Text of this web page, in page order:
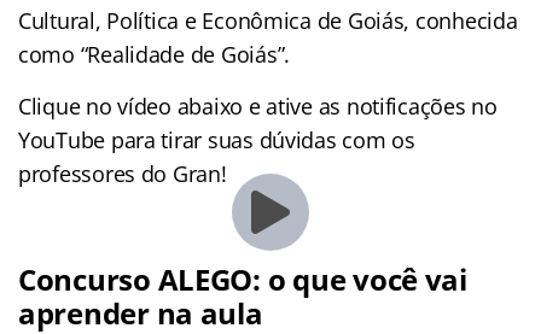
Cultural, Política e Econômica de Goiás, conhecida
como “Realidade de Goiás”.
Clique no vídeo abaixo e ative as notificações no
YouTube para tirar suas dúvidas com os
professores do Gran!
Concurso ALEGO: o que você vai
aprender na aula